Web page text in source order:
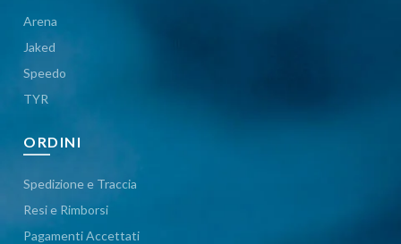
Arena
Jaked
Speedo
TYR
ORDINI
Spedizione e Traccia
Resi e Rimborsi
Pagamenti Accettati